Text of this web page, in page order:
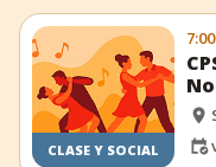
CLASE Y SOCIAL